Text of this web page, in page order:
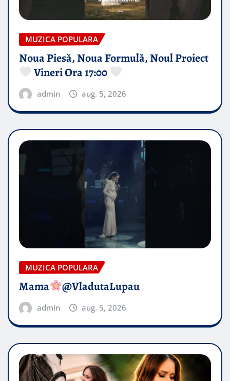
MUZICA POPULARA
Noua Piesă, Noua Formulă, Noul Proiect
Vineri Ora 17:00
admin aug. 5, 2026
MUZICA POPULARA
Mama @VladutaLupau
admin aug. 5, 2026